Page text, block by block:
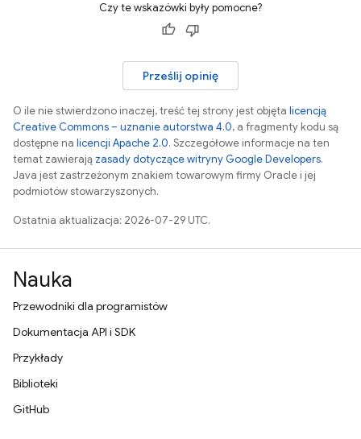
Czy te wskazówki były pomocne?
Prześlij opinię
O ile nie stwierdzono inaczej, treść tej strony jest objęta licencją
Creative Commons – uznanie autorstwa 4.0, a fragmenty kodu są
dostępne na licencji Apache 2.0. Szczegółowe informacje na ten
temat zawierają zasady dotyczące witryny Google Developers.
Java jest zastrzeżonym znakiem towarowym firmy Oracle i jej
podmiotów stowarzyszonych.
Ostatnia aktualizacja: 2026-07-29 UTC.
Nauka
Przewodniki dla programistów
Dokumentacja API i SDK
Przykłady
Biblioteki
GitHub